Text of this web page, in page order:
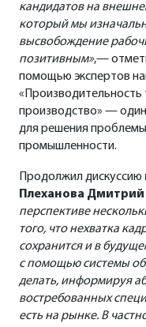
кандидатов на
который мы
высвобождение
позитивным»,—
помощью экспертов
производство» —
для решения
промышленности.
Продолжил дискуссию
Плеханова
перспективе
того, что нехватка
сохранится и в
с помощью системы
делать, информируя
востребованных
есть на рынке. В